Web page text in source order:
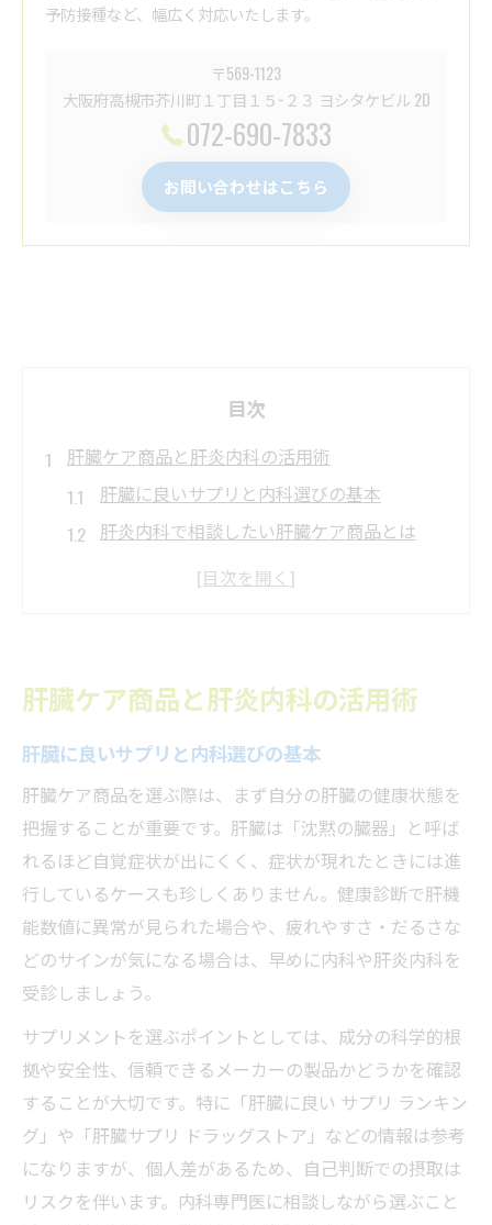
予防接種など、幅広く対応いたします。
〒569-1123
大阪府高槻市芥川町１丁目１５−２３ ヨシタケビル 2D
072-690-7833
お問い合わせはこちら
目次
肝臓ケア商品と肝炎内科の活用術
肝臓に良いサプリと内科選びの基本
肝炎内科で相談したい肝臓ケア商品とは
肝炎対策に適したサプリと内科専門医の役
サプリ選び方と肝炎内科相談のすすめ
肝臓に良いサプリの選び方と内科活用法
肝炎内科で聞くべきサプリメントの安全性
とは
肝臓サプリ相談と内科受診の効果的な流れ
肝炎内科が教えるサプリ選びのポイント
市販サプリの選択基準と肝炎内科の助言活
用
市販肝臓サプリの有効性を解き明かす
肝臓に良い市販サプリの実力を検証
肝炎内科の視点でサプリ評価をチェック
ドラッグストアで選ぶ肝臓サプリの注意点
市販肝臓サプリのおすすめ活用法と内科の
助言
肝臓ケア商品と肝炎内科の活用術
肝臓に良いサプリと内科選びの基本
肝臓ケア商品を選ぶ際は、まず自分の肝臓の健康状態を
把握することが重要です。肝臓は「沈黙の臓器」と呼ば
れるほど自覚症状が出にくく、症状が現れたときには進
行しているケースも珍しくありません。健康診断で肝機
能数値に異常が見られた場合や、疲れやすさ・だるさな
どのサインが気になる場合は、早めに内科や肝炎内科を
受診しましょう。
サプリメントを選ぶポイントとしては、成分の科学的根
拠や安全性、信頼できるメーカーの製品かどうかを確認
することが大切です。特に「肝臓に良い サプリ ランキン
グ」や「肝臓サプリ ドラッグストア」などの情報は参考
になりますが、個人差があるため、自己判断での摂取は
リスクを伴います。内科専門医に相談しながら選ぶこと